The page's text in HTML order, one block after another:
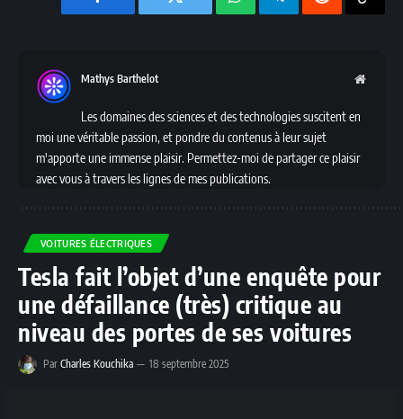
Facebook Twitter
Chaine
TelegramRedditCopy
Mathys Barthelot
Les domaines des sciences et des technologies suscitent en
moi une véritable passion, et pondre du contenus à leur sujet
m'apporte une immense plaisir. Permettez-moi de partager ce plaisir
avec vous à travers les lignes de mes publications.
VOITURES ÉLECTRIQUES
Tesla fait l’objet d’une enquête pour
une défaillance (très) critique au
niveau des portes de ses voitures
Par Charles Kouchika 18 septembre 2025